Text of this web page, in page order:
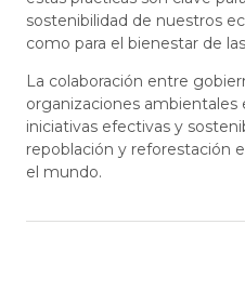
sostenibilidad de nuestros
como para el bienestar de
La colaboración entre
organizaciones ambientales
iniciativas efectivas y
repoblación y reforestación
el mundo.